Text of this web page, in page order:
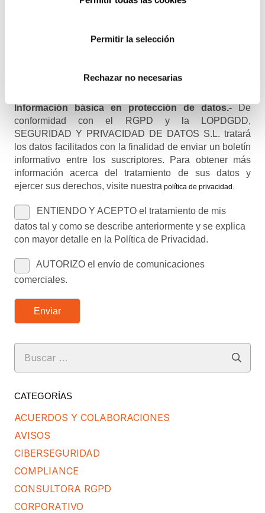
Permitir la selección
Rechazar no necesarias
Información básica en protección de datos.-De
conformidad con el RGPD y la LOPDGDD,
SEGURIDAD Y PRIVACIDAD DE DATOS S.L. tratará
los datos facilitados con la finalidad de enviar un boletín
informativo entre los suscriptores. Para obtener más
información acerca del tratamiento de sus datos y
ejercer sus derechos, visite nuestra política de privacidad
ENTIENDO Y ACEPTO el tratamiento de mis
datos tal y como se describe anteriormente y se explica
con mayor detalle en la Política de Privacidad.
AUTORIZO el envío de comunicaciones
comerciales.
Enviar
Buscar:
CATEGORÍAS
ACUERDOS Y COLABORACIONES
AVISOS
CIBERSEGURIDAD
COMPLIANCE
CONSULTORA RGPD
CORPORATIVO